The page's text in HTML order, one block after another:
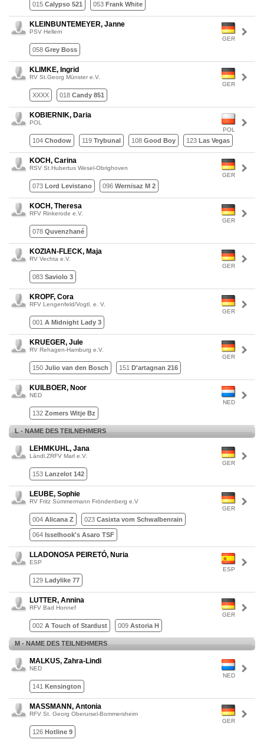
015 Calypso 521 053 Frank White
GER
KLEINBUNTEMEYER, Janne
PSV Hellern
058 Grey Boss
GER
KLIMKE, Ingrid
RV St.Georg Münster e.V.
XXXX 018 Candy 851
POL
KOBIERNIK, Daria
POL
104 Chodow 119 Trybunal 108 Good Boy 123 Las Vegas
GER
KOCH, Carina
RSV St.Hubertus Wesel-Obrighoven
073 Lord Levistano 096 Wernisaz M 2
GER
KOCH, Theresa
RFV Rinkerode e.V.
078 Quvenzhané
GER
KOZIAN-FLECK, Maja
RV Vechta e.V.
083 Saviolo 3
GER
KROPF, Cora
RFV Lengenfeld/Vogtl. e. V.
001 A Midnight Lady 3
GER
KRUEGER, Jule
RV Rehagen-Hamburg e.V.
150 Julio van den Bosch 151 D'artagnan 216
NED
KUILBOER, Noor
NED
132 Zomers Witje Bz
L - NAME DES TEILNEHMERS
GER
LEHMKUHL, Jana
Ländl.ZRFV Marl e.V.
153 Lanzelot 142
GER
LEUBE, Sophie
RV Fritz Sümmermann Fröndenberg e.V
004 Alicana Z 023 Casixta vom Schwalbenrain
064 Isselhook's Asaro TSF
ESP
LLADONOSA PEIRETÓ, Nuria
ESP
129 Ladylike 77
GER
LUTTER, Annina
RFV Bad Honnef
002 A Touch of Stardust 009 Astoria H
M - NAME DES TEILNEHMERS
NED
MALKUS, Zahra-Lindi
NED
141 Kensington
GER
MASSMANN, Antonia
RFV St. Georg Oberursel-Bommersheim
126 Hotline 9